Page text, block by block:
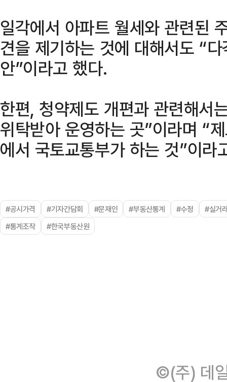
일각에서 아파트 월세와 관련된
견을 제기하는 것에 대해서도 “
안”이라고 했다.
한편, 청약제도 개편과 관련해서
위탁받아 운영하는 곳”이라며 “
에서 국토교통부가 하는 것”이라
#공시가격 #기자간담회 #문재인 #부동산통계 #수정
#실거
#통계조작
#한국부동산원
©(주) 데